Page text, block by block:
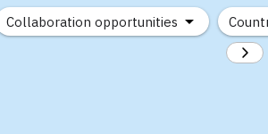
Collaboration opportunities